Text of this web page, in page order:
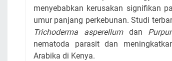
menyebabkan kerusakan signifikan
umur panjang perkebunan. Studi
Trichoderma asperellumdan
nematoda parasit dan
Arabika di Kenya.